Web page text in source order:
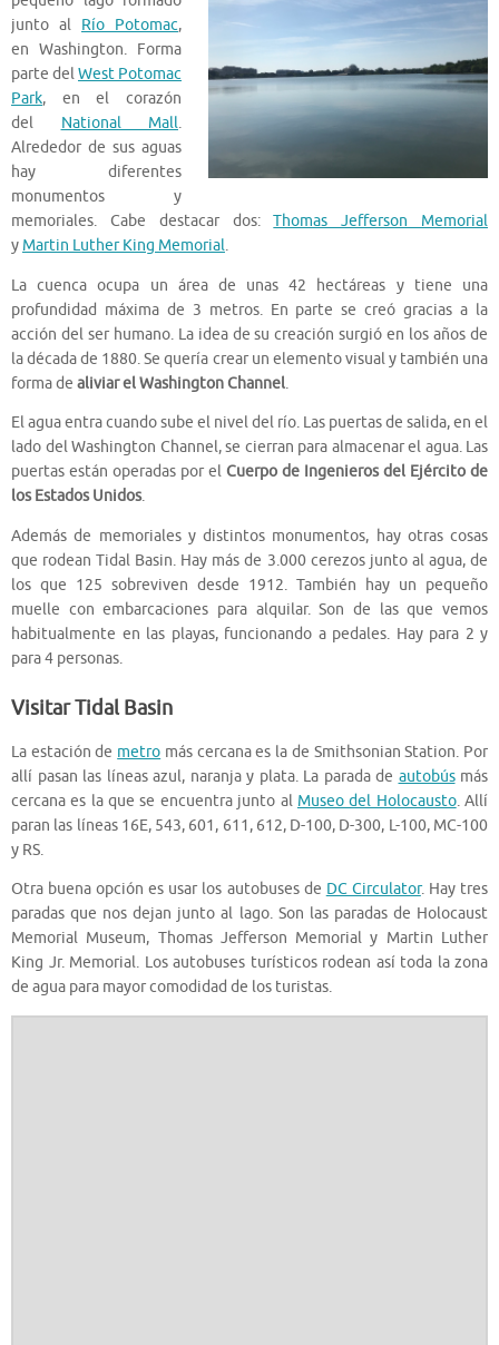
junto al Río Potomac,
en Washington. Forma
parte delWest Potomac
Park, en el corazón
del National Mall.
Alrededor de sus aguas
hay diferentes
monumentos y
memoriales. Cabe destacar dos:Thomas Jefferson Memorial
y Martin Luther King Memorial.
La cuenca ocupa un área de unas 42 hectáreas y tiene una
profundidad máxima de 3 metros. En parte se creó gracias a la
acción del ser humano. La idea de su creación surgió en los años de
la década de 1880. Se quería crear un elemento visual y también una
forma de aliviar el Washington Channel.
El agua entra cuando sube el nivel del río. Las puertas de salida, en el
lado del Washington Channel, se cierran para almacenar el agua. Las
puertas están operadas por el Cuerpo de Ingenieros del Ejército de
los Estados Unidos.
Además de memoriales y distintos monumentos, hay otras cosas
que rodean Tidal Basin. Hay más de 3.000 cerezos junto al agua, de
los que 125 sobreviven desde 1912. También hay un pequeño
muelle con embarcaciones para alquilar. Son de las que vemos
habitualmente en las playas, funcionando a pedales. Hay para 2 y
para 4 personas.
Visitar Tidal Basin
La estación de metro más cercana es la de Smithsonian Station. Por
allí pasan las líneas azul, naranja y plata. La parada de autobúsmás
cercana es la que se encuentra junto al Museo del Holocausto. Allí
paran las líneas 16E, 543, 601, 611, 612, D-100, D-300, L-100, MC-100
y RS.
Otra buena opción es usar los autobuses de DC Circulator. Hay tres
paradas que nos dejan junto al lago. Son las paradas de Holocaust
Memorial Museum, Thomas Jefferson Memorial y Martin Luther
King Jr. Memorial. Los autobuses turísticos rodean así toda la zona
de agua para mayor comodidad de los turistas.